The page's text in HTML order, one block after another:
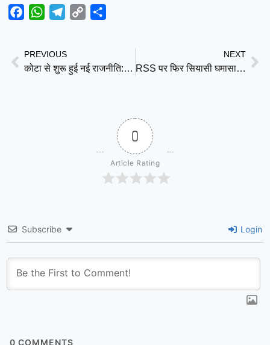
FacebookWhatsAppTelegram
Copy
PREVIOUS
कोटा से शुरू हुई नई राजनीति: क्या राहुल गांधी भारत में अमेरिकी शैली के चुनाव अभियान की नींव रख रहे हैं?
NEXT
RSS पर फिर सियासी घमासान: प्रियांग खड़गे ने पूछा— ‘पंजीकरण कराइए, बताइए पैसा कहां से आता है?’
0
Article Rating
Subscribe Login
0 COMMENTS